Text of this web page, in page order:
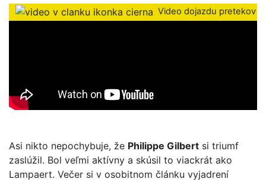
Video dojazdu pretekov
Asi nikto nepochybuje, že Philippe Gilbert si triumf
zaslúžil. Bol veľmi aktívny a skúsil to viackrát ako
Lampaert. Večer si v osobitnom článku vyjadrení